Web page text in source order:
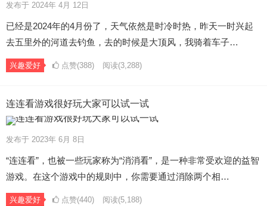
发布于 2024年 4月 12日
已经是2024年的4月份了，天气依然是时冷时热，昨天一时兴起
去五里外的河道去钓鱼，去的时候是大顶风，我骑着车子…
兴趣爱好 点赞(388) 阅读(3,288)
连连看游戏很好玩大家可以试一试
发布于 2023年 6月 8日
“连连看”，也被一些玩家称为“消消看”，是一种非常受欢迎的益智
游戏。在这个游戏中的规则中，你需要通过消除两个相…
兴趣爱好 点赞(440) 阅读(5,188)